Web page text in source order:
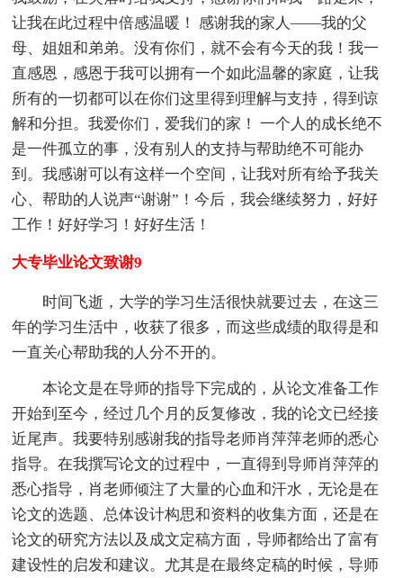
让我在此过程中倍感温暖！ 感谢我的家人——我的父
母、姐姐和弟弟。没有你们，就不会有今天的我！我一
直感恩，感恩于我可以拥有一个如此温馨的家庭，让我
所有的一切都可以在你们这里得到理解与支持，得到谅
解和分担。我爱你们，爱我们的家！ 一个人的成长绝不
是一件孤立的事，没有别人的支持与帮助绝不可能办
到。我感谢可以有这样一个空间，让我对所有给予我关
心、帮助的人说声“谢谢”！今后，我会继续努力，好好
工作！好好学习！好好生活！
大专毕业论文致谢9
时间飞逝，大学的学习生活很快就要过去，在这三
年的学习生活中，收获了很多，而这些成绩的取得是和
一直关心帮助我的人分不开的。
本论文是在导师的指导下完成的，从论文准备工作
开始到至今，经过几个月的反复修改，我的论文已经接
近尾声。我要特别感谢我的指导老师肖萍萍老师的悉心
指导。在我撰写论文的过程中，一直得到导师肖萍萍的
悉心指导，肖老师倾注了大量的心血和汗水，无论是在
论文的选题、总体设计构思和资料的收集方面，还是在
论文的研究方法以及成文定稿方面，导师都给出了富有
建设性的启发和建议。尤其是在最终定稿的时候，导师